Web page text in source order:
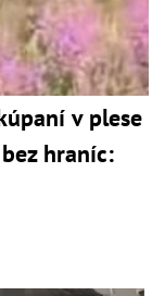
v plese
hraníc: